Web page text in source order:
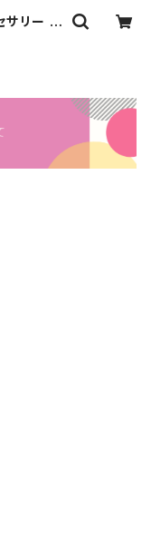
サリー ピ